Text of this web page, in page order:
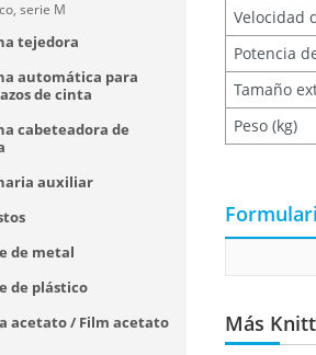
Velocidad
Potencia
Tamaño
Peso (kg)
Más
serie M
tejedora
automática para
de cinta
cabeteadora de
auxiliar
de metal
de plástico
acetato / Film acetato